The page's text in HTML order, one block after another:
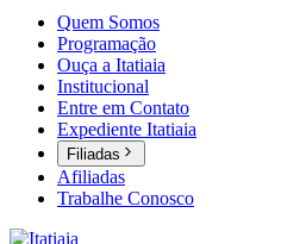
Quem Somos
Programação
Ouça a Itatiaia
Institucional
Entre em Contato
Expediente Itatiaia
Filiadas
Afiliadas
Trabalhe Conosco